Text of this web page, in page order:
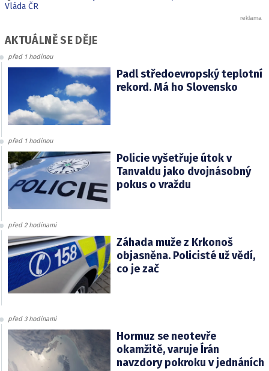
Vláda ČR
AKTUÁLNĚ SE DĚJE
před 1 hodinou
Padl středoevropský teplotní
rekord. Má ho Slovensko
před 1 hodinou
Policie vyšetřuje útok v
Tanvaldu jako dvojnásobný
pokus o vraždu
před 2 hodinami
Záhada muže z Krkonoš
objasněna. Policisté už vědí,
co je zač
před 3 hodinami
Hormuz se neotevře
okamžitě, varuje Írán
navzdory pokroku v jednáních